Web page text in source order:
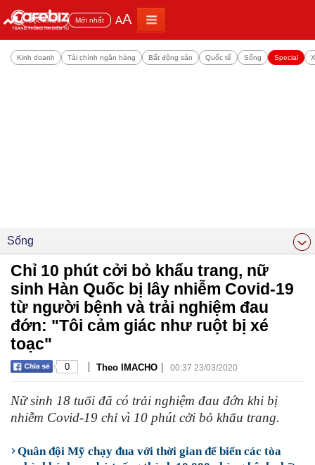
Đọc nhiều Mới nhất AA
Kinh doanh Tài chính ngân hàng Bất động sản Quốc tế Sống Special
Sống
Chỉ 10 phút cởi bỏ khẩu trang, nữ
sinh Hàn Quốc bị lây nhiễm Covid-19
từ người bệnh và trải nghiệm đau
đớn: "Tôi cảm giác như ruột bị xé
toạc"
0 | Theo IMACHO | 00:37 23/03/2020
Nữ sinh 18 tuổi đã có trải nghiệm đau đớn khi bị
nhiễm Covid-19 chỉ vì 10 phút cởi bỏ khẩu trang.
Quân đội Mỹ chạy đua với thời gian để biến các tòa